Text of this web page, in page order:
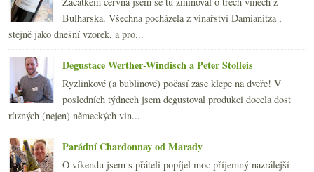
►2010(249)
►2009(249)
►2008(270)
2007 (108)
Bulharska. Všechna pocházela z vinařství Damianitza ,
stejně jako dnešní vzorek, a pro...
Degustace Werther-Windisch a Peter Stolleis
Ryzlinkové (a bublinové) počasí zase klepe na dveře! V
posledních týdnech jsem degustoval produkci docela dost
různých (nejen) německých vin...
Parádní Chardonnay od Marady
O víkendu jsem s přáteli popíjel moc příjemný nazrálejší